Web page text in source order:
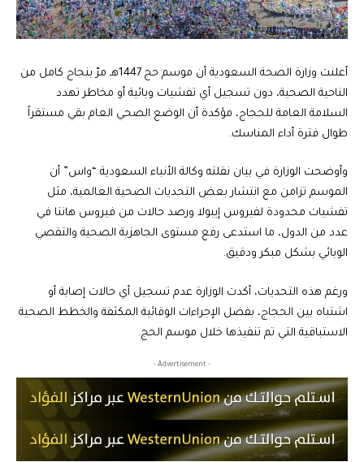
أعلنت وزارة الصحة السعودية أن موسم حج 1447هـ مرّ بنجاح كامل من
الناحية الصحية، دون تسجيل أي تفشيات وبائية أو مخاطر تهدد
السلامة العامة للحجاج، مؤكدة أن الوضع الصحي العام بقي مستقراً
طوال فترة أداء المناسك.
وأوضحت الوزارة في بيان نقلته وكالة الأنباء السعودية “واس” أن
الموسم تزامن مع انتشار بعض التحديات الصحية العالمية، مثل
تفشيات محدودة لفيروس إيبولا ورصد حالات من فيروس هانتا في
عدد من الدول، ما استدعى رفع مستوى الجاهزية الصحية والتقصي
الوبائي بشكل مبكر ودقيق.
ورغم هذه التحديات، أكدت الوزارة عدم تسجيل أي حالات إصابة أو
اشتباه بين الحجاج، بفضل الإجراءات الوقائية المكثفة والخطط الصحية
الاستباقية التي تم تنفيذها خلال موسم الحج.
- Advertisement -